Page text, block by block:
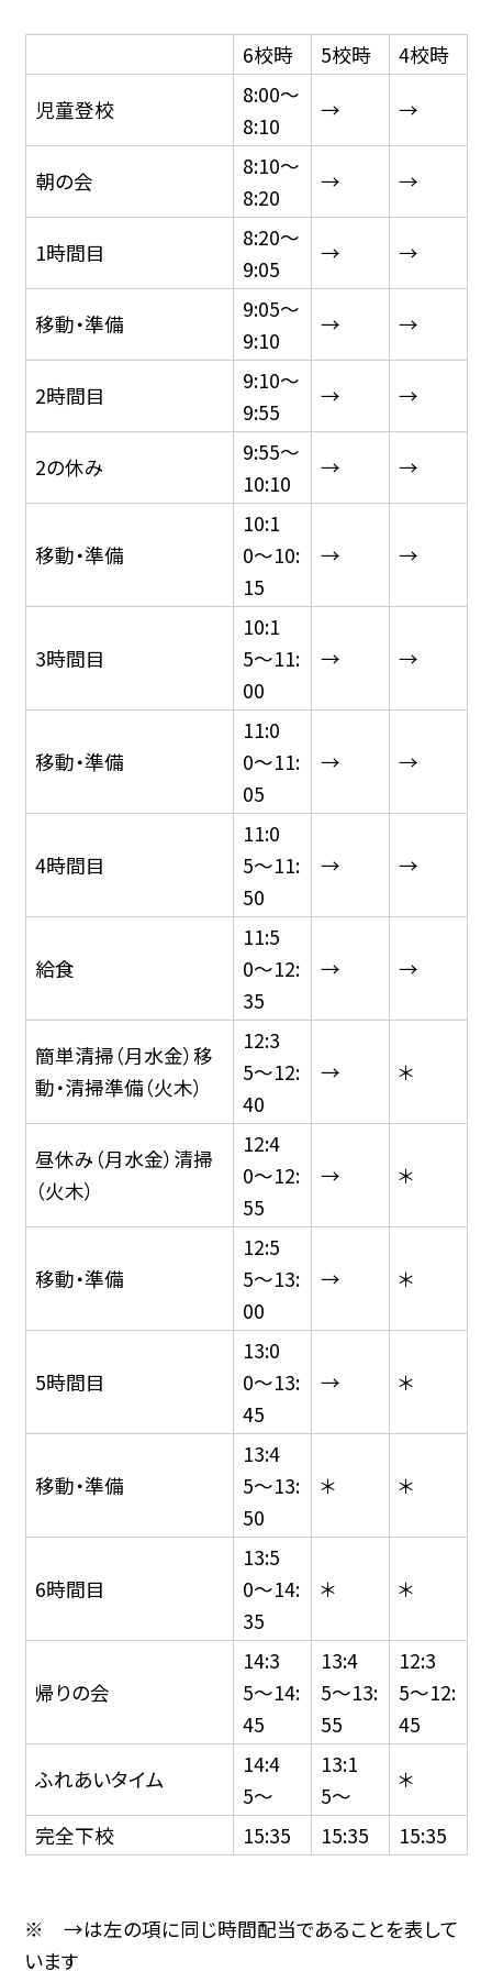
6校時 5校時
4校時
児童登校
8:00〜
8:10
→ →
朝の会
8:10〜
8:20
→ →
1時間目
8:20〜
9:05
→ →
移動・準備
9:05〜
9:10
→ →
2時間目
9:10〜
9:55
→ →
2の休み
9:55〜
10:10
→ →
移動・準備
10:1
0〜10:
15
→ →
3時間目
10:1
5〜11:
00
→ →
移動・準備
11:0
0〜11:
05
→ →
4時間目
11:0
5〜11:
50
→ →
給食
11:5
0〜12:
35
→ →
簡単清掃（月水金）移
動・清掃準備（火木）
12:3
5〜12:
40
→ ＊
昼休み（月水金）清掃
（火木）
12:4
0〜12:
55
→ ＊
移動・準備
12:5
5〜13:
00
→ ＊
5時間目
13:0
0〜13:
45
→ ＊
移動・準備
13:4
5〜13:
50
＊ ＊
6時間目
13:5
0〜14:
35
＊ ＊
帰りの会
14:3
5〜14:
45
13:4
5〜13:
55
12:3
5〜12:
45
ふれあいタイム
14:4
5〜
13:1
5〜
＊
完全下校 15:35 15:35 15:35
※ →は左の項に同じ時間配当であることを表して
います